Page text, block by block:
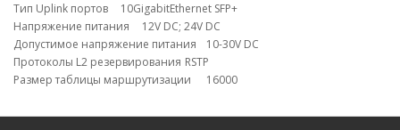
Тип Uplink портов
10GigabitEthernet SFP+
Напряжение питания
12V DC; 24V DC
Допустимое напряжение питания
10-30V DC
Протоколы L2 резервирования RSTP
Размер таблицы маршрутизации
16000